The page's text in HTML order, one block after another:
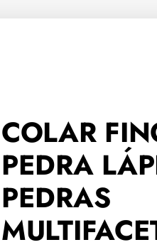
COLAR
PEDRA
PEDRAS